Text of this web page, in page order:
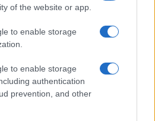
of the website or app.
to enable storage
to enable storage
authentication
prevention, and other
a Santa Teresa Gallura, la
dei residenti
devastati un chiosco e due